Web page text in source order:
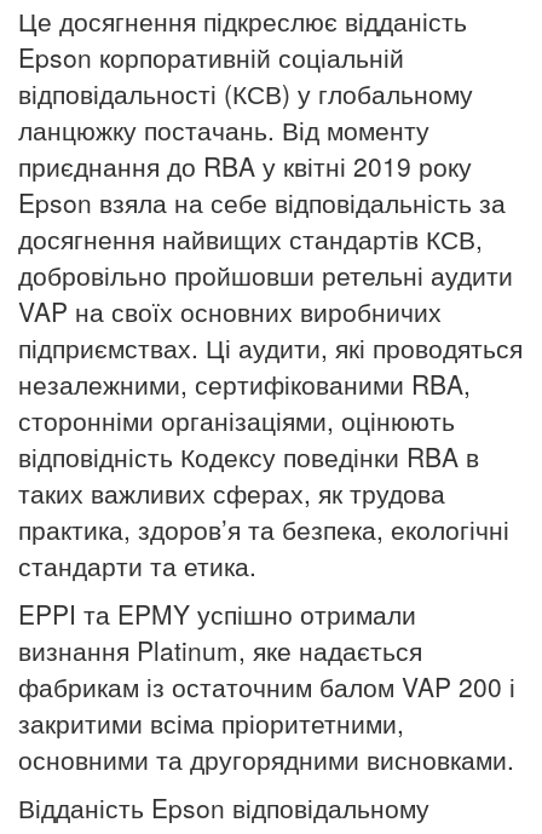
Це досягнення підкреслює відданість
Epson корпоративній соціальній
відповідальності (КСВ) у глобальному
ланцюжку постачань. Від моменту
приєднання до RBA у квітні 2019 року
Epson взяла на себе відповідальність за
досягнення найвищих стандартів КСВ,
добровільно пройшовши ретельні аудити
VAP на своїх основних виробничих
підприємствах. Ці аудити, які проводяться
незалежними, сертифікованими RBA,
сторонніми організаціями, оцінюють
відповідність Кодексу поведінки RBA в
таких важливих сферах, як трудова
практика, здоров’я та безпека, екологічні
стандарти та етика.
EPPI та EPMY успішно отримали
визнання Platinum, яке надається
фабрикам із остаточним балом VAP 200 і
закритими всіма пріоритетними,
основними та другорядними висновками.
Відданість Epson відповідальному